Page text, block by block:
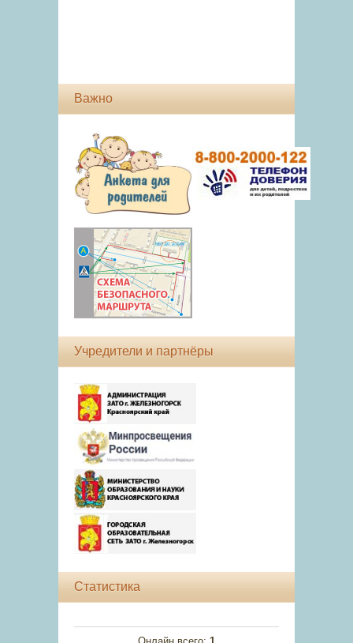
Важно
Учредители и партнёры
Статистика